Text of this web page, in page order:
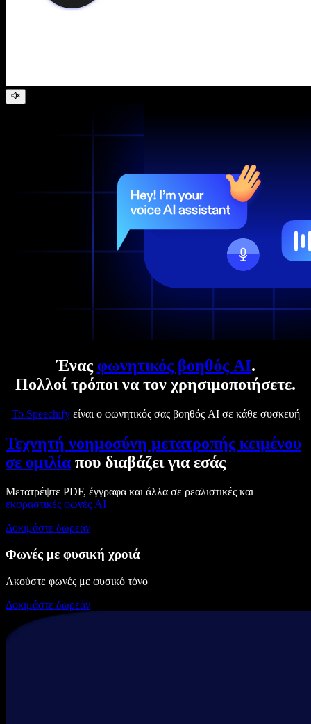
Ένας φωνητικός βοηθός AI.
Πολλοί τρόποι να τον χρησιμοποιήσετε.
Το Speechifyείναι ο φωνητικός σας βοηθός AI σε κάθε συσκευή
Τεχνητή νοημοσύνη μετατροπής κειμένου
σε ομιλία που διαβάζει για εσάς
Μετατρέψτε PDF, έγγραφα και άλλα σε ρεαλιστικές και
εκφραστικές φωνές AI
Δοκιμάστε δωρεάν
Φωνές με φυσική χροιά
Ακούστε φωνές με φυσικό τόνο
Δοκιμάστε δωρεάν